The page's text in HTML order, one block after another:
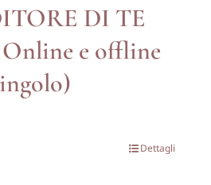
DI TE
Online e offline
Dettagli